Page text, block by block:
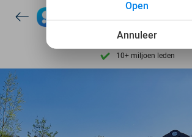
7 dagen per week beschikbaar
10+ miljoen leden
9,4 op basis van
Annuleer
Open